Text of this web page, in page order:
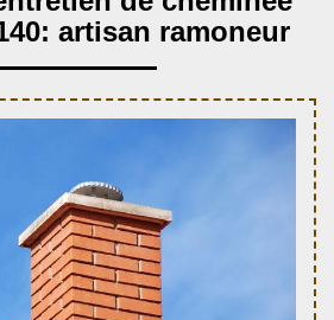
artisan ramoneur